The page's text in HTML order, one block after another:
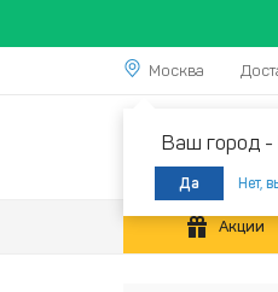
Москва
Ваш город -
Да Нет,
Акции